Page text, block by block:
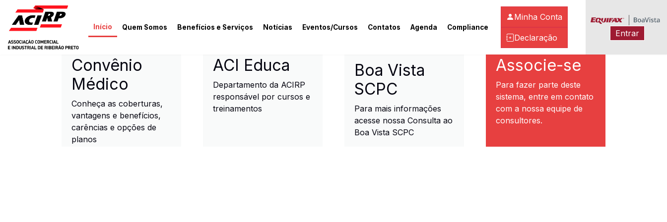
Pular para o conteúdo principal
Início Quem Somos Benefícios e Serviços Notícias Eventos/Cursos Contatos Agenda Compliance
Minha Conta
Declaração Entrar
ACIRP - Associação Comercial e Industrial de Ribeirão Preto
Convênio
Médico
Conheça as coberturas,
vantagens e benefícios,
carências e opções de
planos
ACI Educa
Departamento da ACIRP
responsável por cursos e
treinamentos
Boa Vista
SCPC
Para mais informações
acesse nossa Consulta ao
Boa Vista SCPC
Associe-se
Para fazer parte deste
sistema, entre em contato
com a nossa equipe de
consultores.